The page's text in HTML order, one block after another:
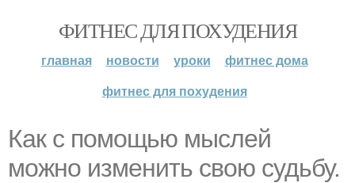
ФИТНЕС ДЛЯ ПОХУДЕНИЯ
главная новости уроки
фитнес дома
фитнес для похудения
Как с помощью мыслей
можно изменить свою судьбу.